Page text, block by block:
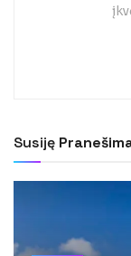
Susiję